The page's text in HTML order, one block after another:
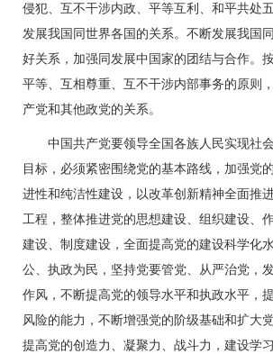
侵犯、互不干涉内政、平等互利、和平共处
发展我国同世界各国的关系。不断发展我国
好关系，加强同发展中国家的团结与合作。
平等、互相尊重、互不干涉内部事务的原则
产党和其他政党的关系。
中国共产党要领导全国各族人民实现社
目标，必须紧密围绕党的基本路线，加强党
进性和纯洁性建设，以改革创新精神全面推
工程，整体推进党的思想建设、组织建设、
建设、制度建设，全面提高党的建设科学化
公、执政为民，坚持党要管党、从严治党，
作风，不断提高党的领导水平和执政水平，
风险的能力，不断增强党的阶级基础和扩大
提高党的创造力、凝聚力、战斗力，建设学